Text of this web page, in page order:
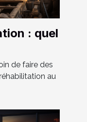
: quel
de faire des
au